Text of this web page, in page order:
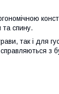
спину.
так і для
справляються